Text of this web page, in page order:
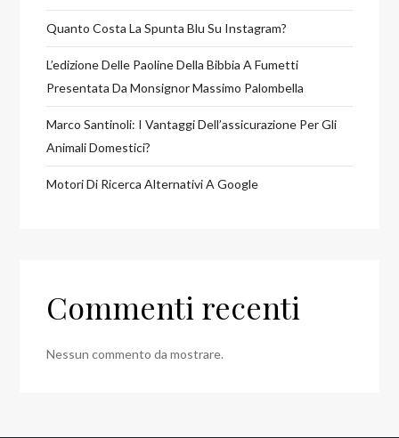
Quanto Costa La Spunta Blu Su Instagram?
L’edizione Delle Paoline Della Bibbia A Fumetti
Presentata Da Monsignor Massimo Palombella
Marco Santinoli: I Vantaggi Dell’assicurazione Per Gli
Animali Domestici?
Motori Di Ricerca Alternativi A Google
Commenti recenti
Nessun commento da mostrare.